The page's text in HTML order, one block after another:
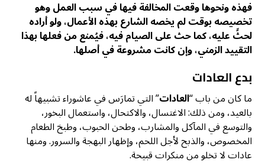
فهذه ونحوها وقعت المخالفة فيها في سبب العمل وهو
تخصيصه بوقت لم يخصه الشارع بهذه الأعمال، ولو أراده
لحثَّ عليه، كما حث على الصيام فيه، فيُمنع من فعلها بهذا
التقييد الزمني، وإن كانت مشروعة في أصلها.
بدع العادات
ما كان من باب “العادات” التي تمارَس في عاشوراء تشبيهاً له
بالعيد، ومن ذلك: الاغتسال، والاكتحال، واستعمال البخور،
والتوسع في المآكل والمشارب، وطحن الحبوب، وطبخ الطعام
المخصوص، والذبح لأجل اللحم، وإظهار البهجة والسرور. ومنها
عادات لا تخلو من منكرات قبيحة.